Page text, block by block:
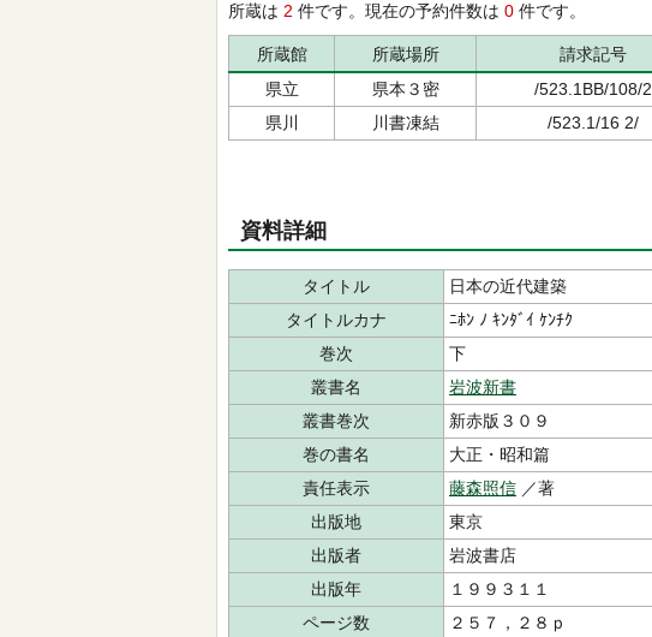
所蔵は 2 件です。現在の予約件数は 0 件です。
所蔵館 所蔵場所 請求記号
県立
県本３密 /523.1BB/108/2
県川
川書凍結 /523.1/16 2/
資料詳細
タイトル
日本の近代建築
タイトルカナ
ﾆﾎﾝ ﾉ ｷﾝﾀﾞｲ ｹﾝﾁｸ
巻次
下
叢書名
岩波新書
叢書巻次
新赤版３０９
巻の書名
大正・昭和篇
責任表示
藤森照信 ／著
出版地
東京
出版者
岩波書店
出版年
１９９３１１
ページ数
２５７，２８ｐ